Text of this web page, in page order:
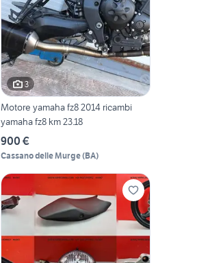
3
Motore yamaha fz8 2014 ricambi
yamaha fz8 km 23.18
900 €
Cassano delle Murge(BA)